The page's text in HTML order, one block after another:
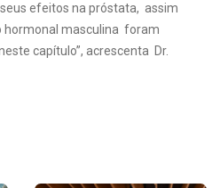
efeitos na próstata, assim
hormonal masculina foram
capítulo”, acrescenta Dr.